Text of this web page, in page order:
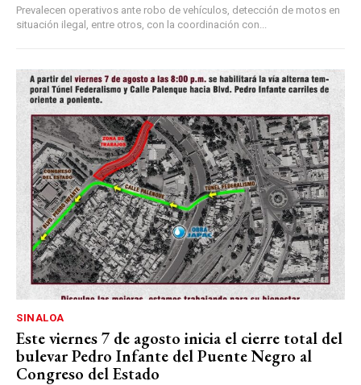
Prevalecen operativos ante robo de vehículos, detección de motos en
situación ilegal, entre otros, con la coordinación con...
SINALOA
Este viernes 7 de agosto inicia el cierre total del
bulevar Pedro Infante del Puente Negro al
Congreso del Estado